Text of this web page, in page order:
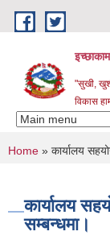
Skip to main content
"सुखी,
विकास
You are
Home » कार्यालय
कार्यालय
सम्बन्धमा।